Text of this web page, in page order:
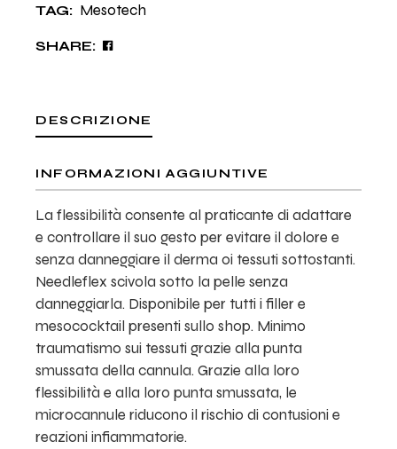
TAG: Mesotech
SHARE:
DESCRIZIONE
INFORMAZIONI AGGIUNTIVE
La flessibilità consente al praticante di adattare
e controllare il suo gesto per evitare il dolore e
senza danneggiare il derma oi tessuti sottostanti.
Needleflex scivola sotto la pelle senza
danneggiarla. Disponibile per tutti i filler e
mesococktail presenti sullo shop. Minimo
traumatismo sui tessuti grazie alla punta
smussata della cannula. Grazie alla loro
flessibilità e alla loro punta smussata, le
microcannule riducono il rischio di contusioni e
reazioni infiammatorie.